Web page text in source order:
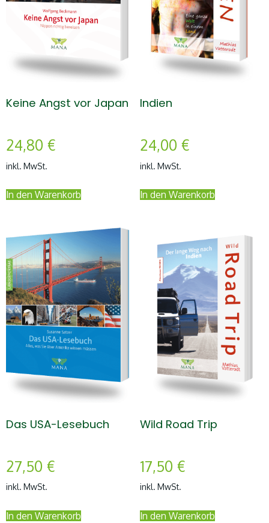
Keine Angst vor Japan
24,80 €
inkl. MwSt.
In den Warenkorb
Indien
24,00 €
inkl. MwSt.
In den Warenkorb
Das USA-Lesebuch
27,50 €
inkl. MwSt.
In den Warenkorb
Wild Road Trip
17,50 €
inkl. MwSt.
In den Warenkorb